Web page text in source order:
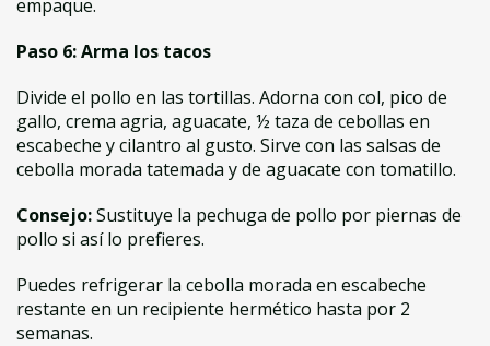
empaque.
Paso 6: Arma los tacos
Divide el pollo en las tortillas. Adorna con col, pico de
gallo, crema agria, aguacate, ½ taza de cebollas en
escabeche y cilantro al gusto. Sirve con las salsas de
cebolla morada tatemada y de aguacate con tomatillo.
Consejo:Sustituye la pechuga de pollo por piernas de
pollo si así lo prefieres.
Puedes refrigerar la cebolla morada en escabeche
restante en un recipiente hermético hasta por 2
semanas.